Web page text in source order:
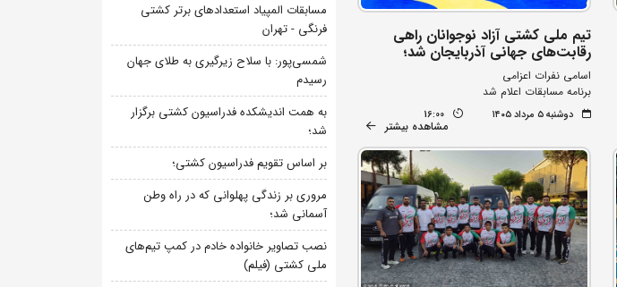
تیم ملی کشتی آزاد نوجوانان راهی
رقابت‌های جهانی آذربایجان شد؛
اسامی نفرات اعزامی
برنامه مسابقات اعلام شد
دوشنبه ۵ مرداد ۱۴۰۵ 16:00
مشاهده بیشتر
مسابقات المپیاد استعدادهای برتر کشتی
فرنگی - تهران
شمسی‌پور: با سلاح زیرگیری به طلای جهان
رسیدم
به همت اندیشکده فدراسیون کشتی برگزار
شد؛
بر اساس تقویم فدراسیون کشتی؛
مروری بر زندگی پهلوانی که در راه وطن
آسمانی شد؛
نصب تصاویر خانواده خادم در کمپ تیم‌های
ملی کشتی (فیلم)